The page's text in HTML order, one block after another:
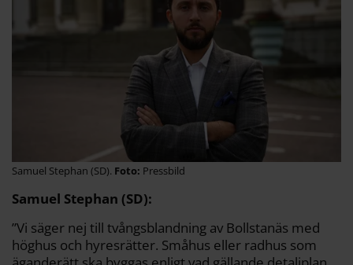
Samuel Stephan (SD). Pressbild
Samuel Stephan (SD):
”Vi säger nej till tvångsblandning av Bollstanäs med
höghus och hyresrätter. Småhus eller radhus som